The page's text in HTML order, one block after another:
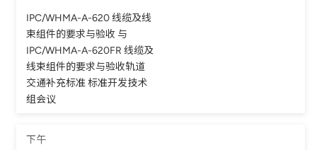
IPC/WHMA-A-620 线缆及线
束组件的要求与验收 与
IPC/WHMA-A-620FR 线缆及
线束组件的要求与验收轨道
交通补充标准 标准开发技术
组会议
下午